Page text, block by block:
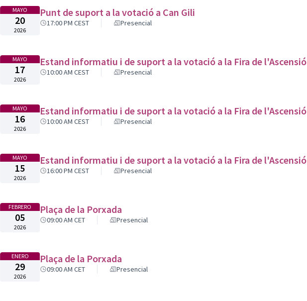
MAYO
20
2026
Punt de suport a la votació a Can Gili
17:00 PM CEST Presencial
MAYO
17
2026
Estand informatiu i de suport a la votació a la Fira de l'Ascensió
10:00 AM CEST Presencial
MAYO
16
2026
Estand informatiu i de suport a la votació a la Fira de l'Ascensió
10:00 AM CEST Presencial
MAYO
15
2026
Estand informatiu i de suport a la votació a la Fira de l'Ascensió
16:00 PM CEST Presencial
FEBRERO
05
2026
Plaça de la Porxada
09:00 AM CET Presencial
ENERO
29
2026
Plaça de la Porxada
09:00 AM CET Presencial